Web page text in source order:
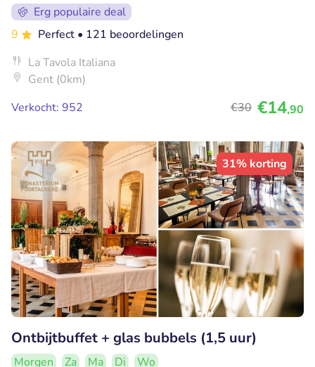
Erg populaire deal
9
Perfect • 121 beoordelingen
La Tavola Italiana
Gent (0km)
Verkocht: 952
€30 €14,90
31% korting
Ontbijtbuffet + glas bubbels (1,5 uur)
Morgen Za Ma Di
Wo